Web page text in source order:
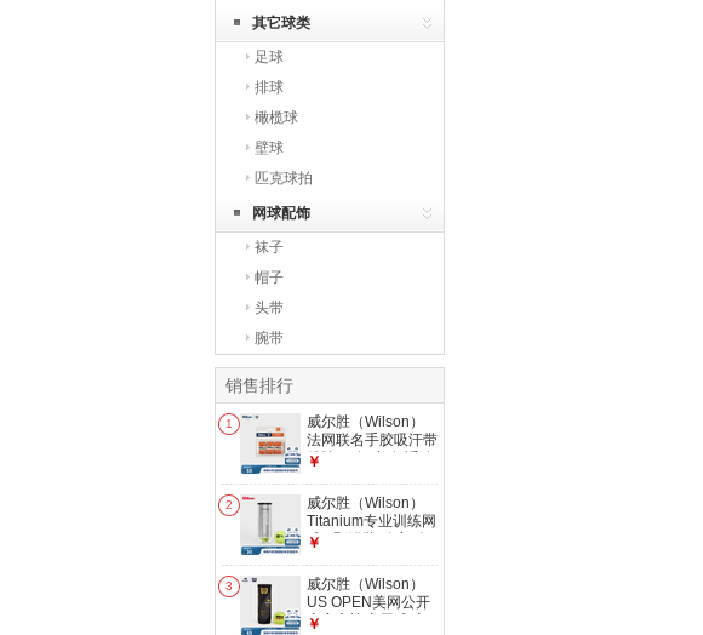
其它球类
足球
排球
橄榄球
壁球
匹克球拍
网球配饰
袜子
帽子
头带
腕带
销售排行
1
威尔胜（Wilson）
法网联名手胶吸汗带
粘性 三条/卡 舒适稳
棕色
WR8412101001
￥
2
威尔胜（Wilson）
Titanium专业训练网
球 3颗罐装 稳定耐
用 WRT1021（新旧
包装随机发货，球号
随机）- 1筒
￥
3
威尔胜（Wilson）
US OPEN美网公开
赛官方比赛用球 赛
￥